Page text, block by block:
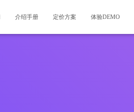
介绍手册 定价方案 体验DEMO